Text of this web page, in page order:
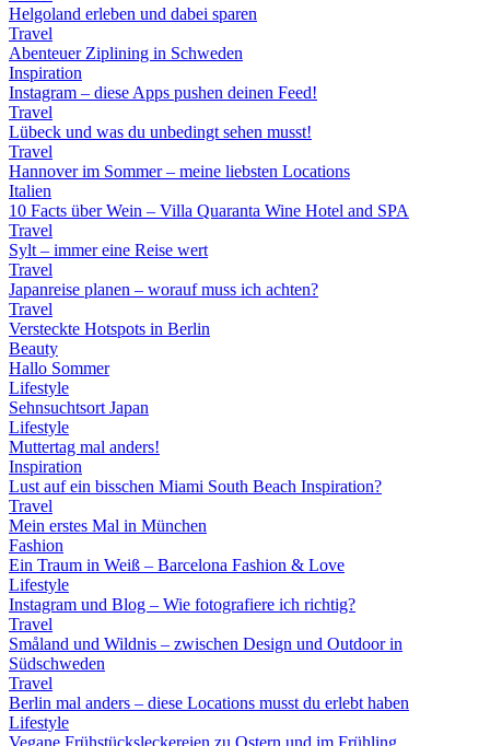
Helgoland erleben und dabei sparen
Travel
Abenteuer Ziplining in Schweden
Inspiration
Instagram – diese Apps pushen deinen Feed!
Travel
Lübeck und was du unbedingt sehen musst!
Travel
Hannover im Sommer – meine liebsten Locations
Italien
10 Facts über Wein – Villa Quaranta Wine Hotel and SPA
Travel
Sylt – immer eine Reise wert
Travel
Japanreise planen – worauf muss ich achten?
Travel
Versteckte Hotspots in Berlin
Beauty
Hallo Sommer
Lifestyle
Sehnsuchtsort Japan
Lifestyle
Muttertag mal anders!
Inspiration
Lust auf ein bisschen Miami South Beach Inspiration?
Travel
Mein erstes Mal in München
Fashion
Ein Traum in Weiß – Barcelona Fashion & Love
Lifestyle
Instagram und Blog – Wie fotografiere ich richtig?
Travel
Småland und Wildnis – zwischen Design und Outdoor in
Südschweden
Travel
Berlin mal anders – diese Locations musst du erlebt haben
Lifestyle
Vegane Frühstücksleckereien zu Ostern und im Frühling